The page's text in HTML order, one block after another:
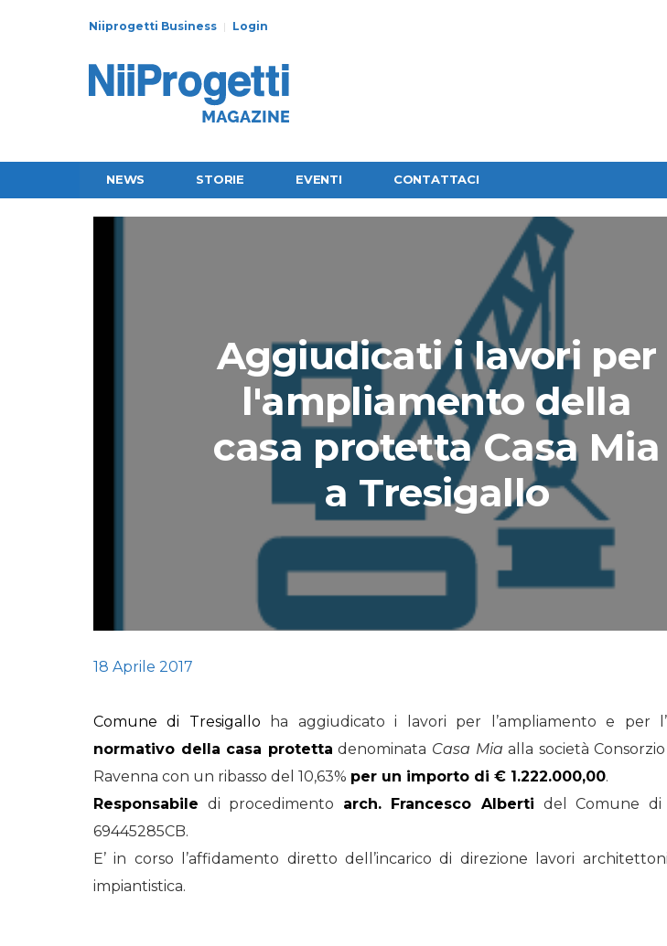
Niiprogetti Business Login
NEWS STORIE EVENTI CONTATTACI
Aggiudicati i lavori per
l'ampliamento della
casa protetta Casa Mia
a Tresigallo
18 Aprile 2017
Comune di Tresigallo ha aggiudicato i lavori per l’ampliamento e per l’
normativo della casa protetta denominata Casa Mia alla società Consorzio
Ravenna con un ribasso del 10,63% per un importo di € 1.222.000,00.
Responsabile di procedimento arch. Francesco Alberti del Comune di
69445285CB.
E’ in corso l’affidamento diretto dell’incarico di direzione lavori
impiantistica.
STORIE
HEADQUARTERS. Il
video del terzo talk di
HEADQUARTERS
REMIX
STORIE
Urban
il workplace
rigenera la
nuovo talk di
NiiProgetti